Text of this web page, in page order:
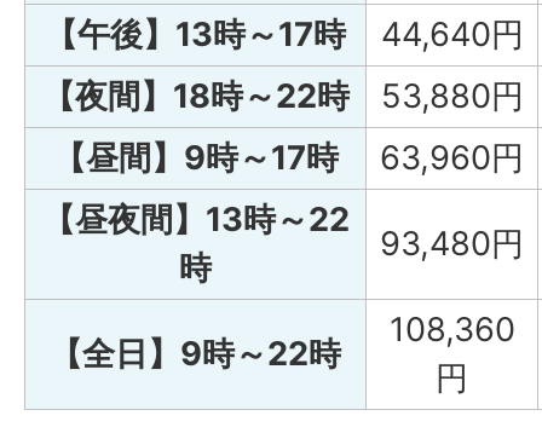
【午後】13時～17時
44,640円
【夜間】18時～22時
53,880円
【昼間】9時～17時
63,960円
【昼夜間】13時～22
時
93,480円
【全日】9時～22時
108,360
円